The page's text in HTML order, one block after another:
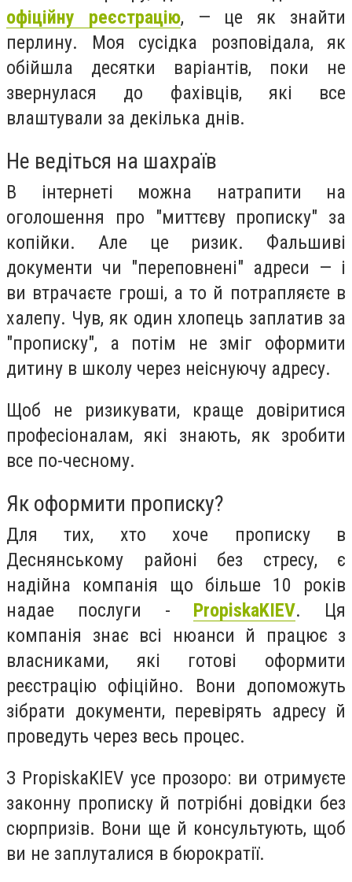
офіційну реєстрацію, — це як знайти
перлину. Моя сусідка розповідала, як
обійшла десятки варіантів, поки не
звернулася до фахівців, які все
влаштували за декілька днів.
Не ведіться на шахраїв
В інтернеті можна натрапити на
оголошення про "миттєву прописку" за
копійки. Але це ризик. Фальшиві
документи чи "переповнені" адреси — і
ви втрачаєте гроші, а то й потрапляєте в
халепу. Чув, як один хлопець заплатив за
"прописку", а потім не зміг оформити
дитину в школу через неіснуючу адресу.
Щоб не ризикувати, краще довіритися
професіоналам, які знають, як зробити
все по-чесному.
Як оформити прописку?
Для тих, хто хоче прописку в
Деснянському районі без стресу, є
надійна компанія що більше 10 років
надае послуги - PropiskaKIEV. Ця
компанія знає всі нюанси й працює з
власниками, які готові оформити
реєстрацію офіційно. Вони допоможуть
зібрати документи, перевірять адресу й
проведуть через весь процес.
З PropiskaKIEV усе прозоро: ви отримуєте
законну прописку й потрібні довідки без
сюрпризів. Вони ще й консультують, щоб
ви не заплуталися в бюрократії.